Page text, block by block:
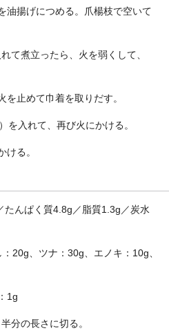
油揚げにつめる。爪楊枝で空いて
て煮立ったら、火を弱くして、
を止めて巾着を取りだす。
を入れて、再び火にかける。
ける。
たんぱく質4.8g／脂質1.3g／炭水
20g、ツナ：30g、エノキ：10g、
1g
分の長さに切る。